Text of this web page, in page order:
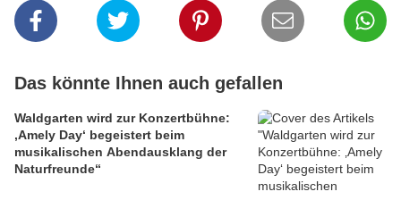
Das könnte Ihnen auch gefallen
Waldgarten wird zur Konzertbühne:
‚Amely Day‘ begeistert beim
musikalischen Abendausklang der
Naturfreunde“